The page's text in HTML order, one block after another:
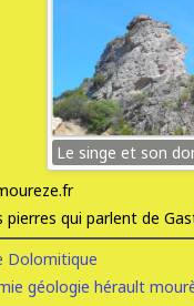
Le singe et son
pierres qui parlent de
Dolomitique
géologie hérault